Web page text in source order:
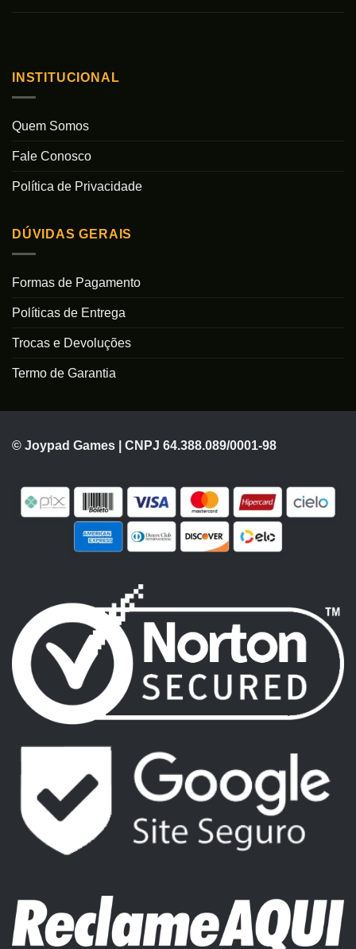
INSTITUCIONAL
Quem Somos
Fale Conosco
Política de Privacidade
DÚVIDAS GERAIS
Formas de Pagamento
Políticas de Entrega
Trocas e Devoluções
Termo de Garantia
© Joypad Games | CNPJ 64.388.089/0001-98